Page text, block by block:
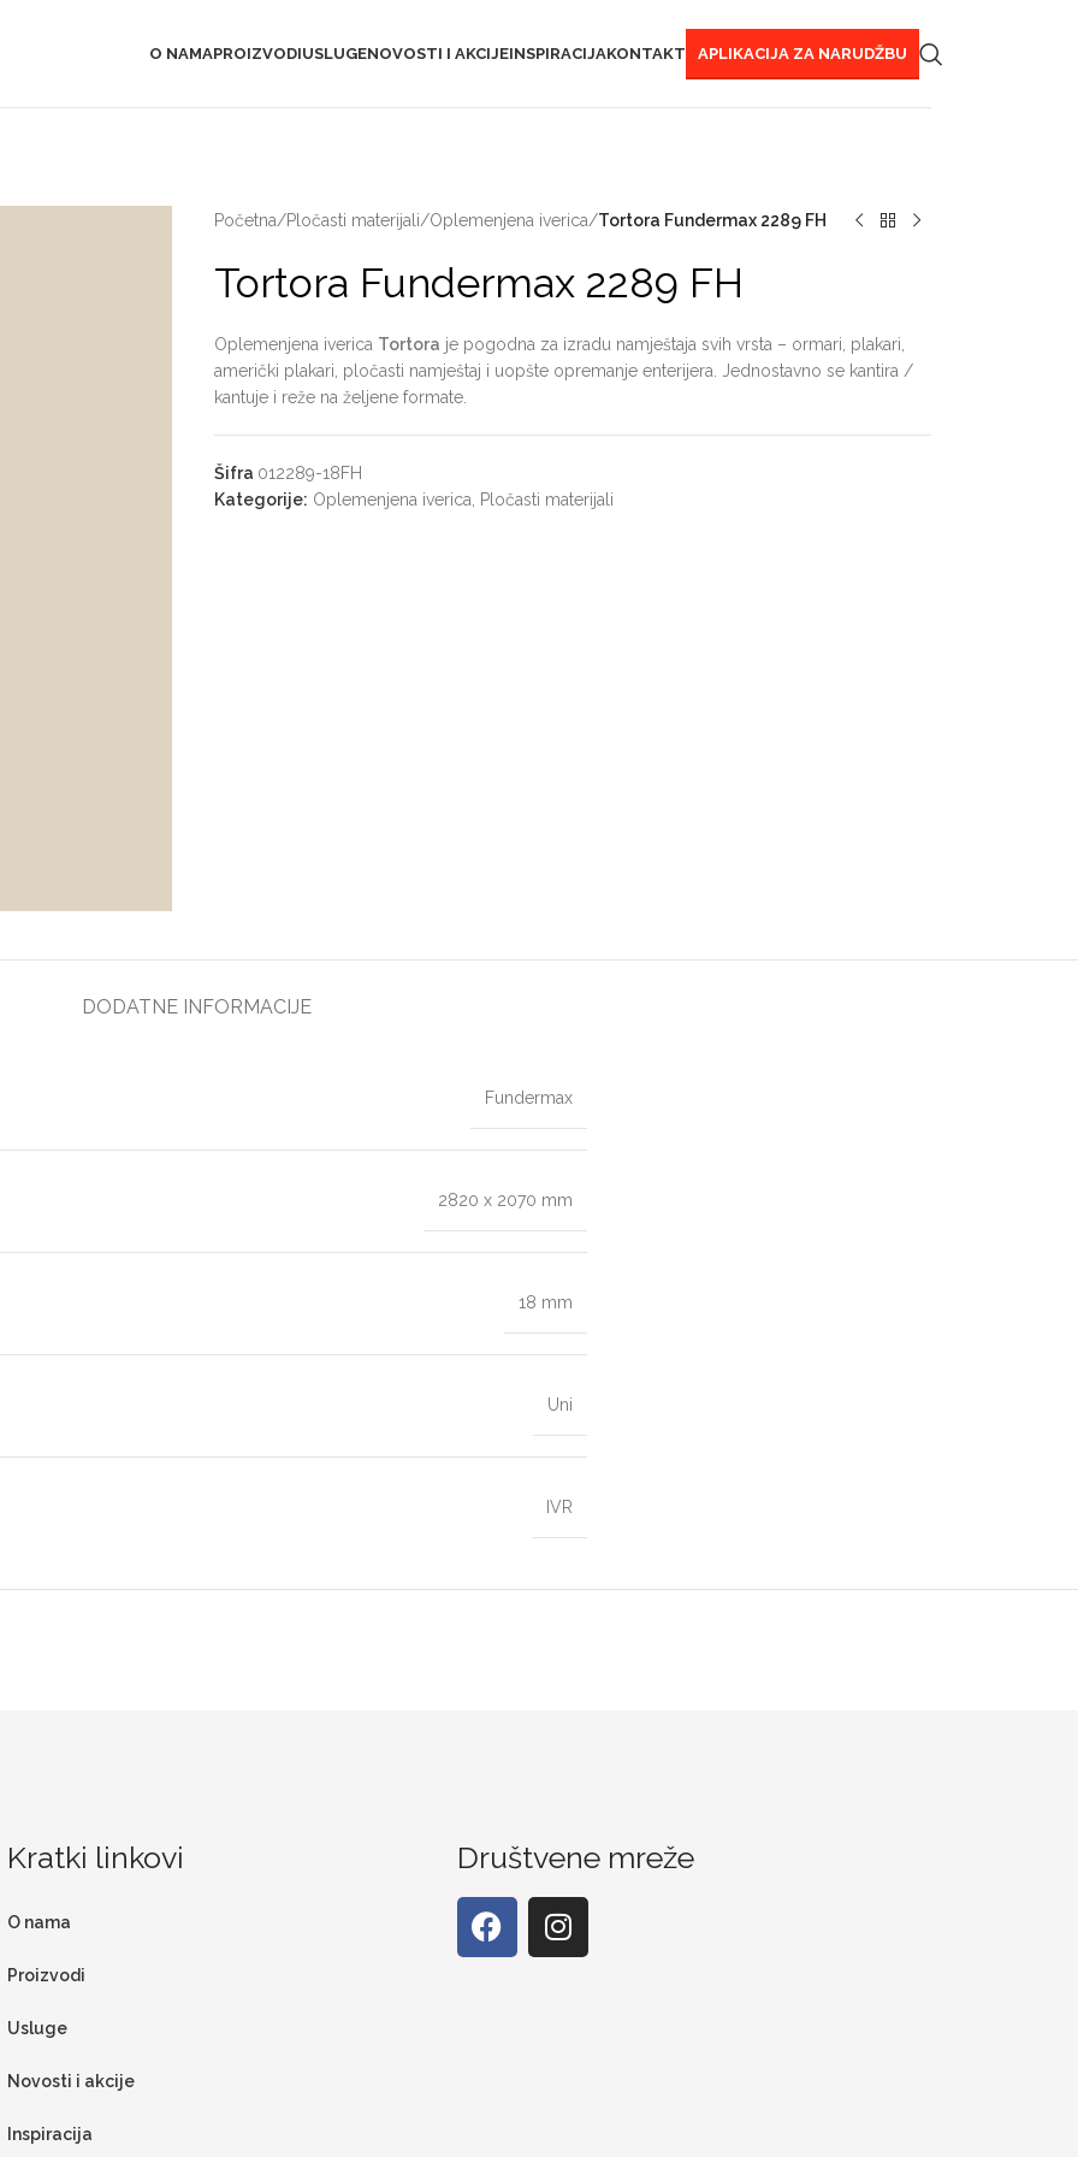
O NAMAPROIZVODIUSLUGENOVOSTI I AKCIJEINSPIRACIJAKONTAKT APLIKACIJA ZA NARUDŽBU
Početna/Pločasti materijali/Oplemenjena iverica/Tortora Fundermax 2289 FH
Tortora Fundermax 2289 FH
Oplemenjena iverica Tortora je pogodna za izradu namještaja svih vrsta – ormari, plakari,
američki plakari, pločasti namještaj i uopšte opremanje enterijera. Jednostavno se kantira /
kantuje i reže na željene formate.
Šifra 012289-18FH
Kategorije: Oplemenjena iverica Pločasti materijali
DODATNE INFORMACIJE
Fundermax
2820 x 2070 mm
18 mm
Uni
IVR
Kratki linkovi
O nama
Proizvodi
Usluge
Novosti i akcije
Inspiracija
Društvene mreže